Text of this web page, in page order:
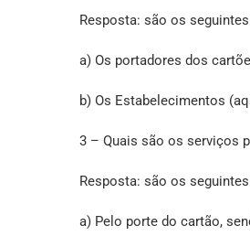
Resposta: são os
a) Os portadores dos
b) Os Estabelecimentos
3 – Quais são os serviços
Resposta: são os
a) Pelo porte do cartão,